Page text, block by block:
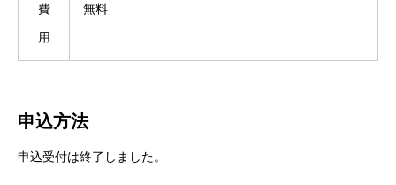
費
用
無料
申込方法
申込受付は終了しました。